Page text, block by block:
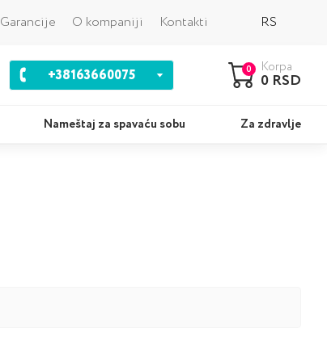
Garancije O kompaniji Kontakti RS
+38163660075 0 Korpa
0 RSD
Nameštaj za spavaću sobu Za zdravlje
Nazad